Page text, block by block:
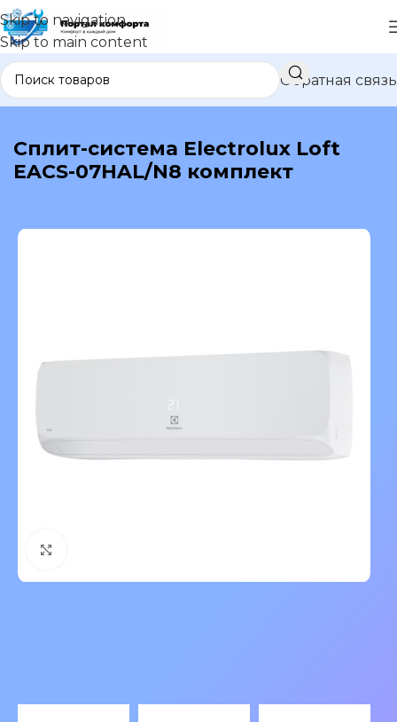
Skip to navigation
Skip to main content
Обратная связь
В каталог
Сплит-система Electrolux Loft
EACS-07HAL/N8 комплект